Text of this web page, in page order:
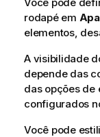
rodapé em
elementos,
A visibilidade
depende das
das opções de
configurados
Você pode